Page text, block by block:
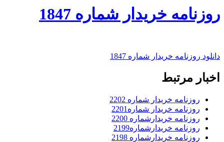
روزنامه خریدار شماره 1847
دانلود روزنامه خریدار شماره 1847
اخبار مرتبط
روزنامه خریدار شماره 2202
روزنامه خریدار شماره2201
روزنامه خریدارشماره 2200
روزنامه خریدارشماره2199
روزنامه خریدارشماره 2198